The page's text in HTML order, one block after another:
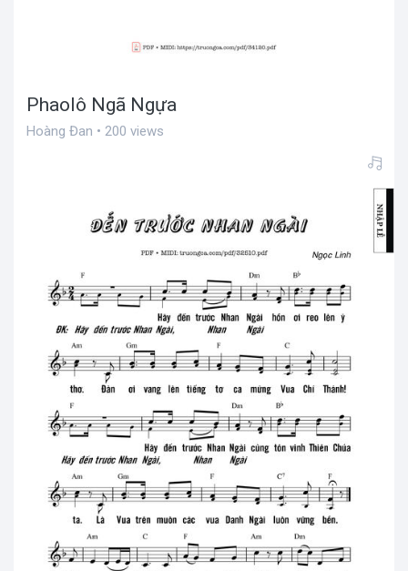
Phaolô Ngã Ngựa
Hoàng Đan • 200 views